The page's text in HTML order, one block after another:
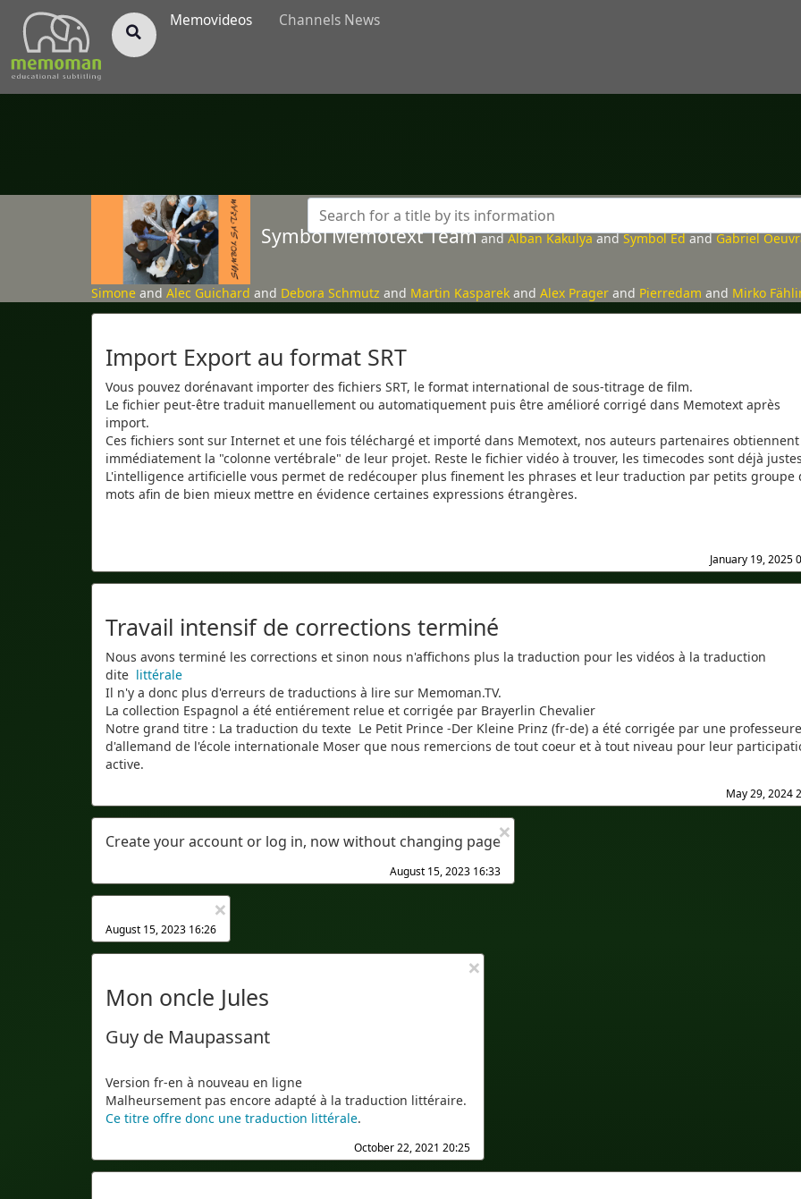
Memovideos Channels News
Symbol Memotext Team andAlban KakulyaandSymbol EdandGabriel
Simone and Alec Guichard and Debora Schmutz and Martin Kasparek and Alex Prager and Pierredam and Mirko
Import Export au format SRT
Vous pouvez dorénavant importer des fichiers SRT, le format international de sous-titrage de film.
Le fichier peut-être traduit manuellement ou automatiquement puis être amélioré corrigé dans Memotext après
import.
Ces fichiers sont sur Internet et une fois téléchargé et importé dans Memotext, nos auteurs partenaires obtiennent
immédiatement la "colonne vertébrale" de leur projet. Reste le fichier vidéo à trouver, les timecodes sont déjà
L'intelligence artificielle vous permet de redécouper plus finement les phrases et leur traduction par petits groupe
mots afin de bien mieux mettre en évidence certaines expressions étrangères.
January 19, 2025
Travail intensif de corrections terminé
Nous avons terminé les corrections et sinon nous n'affichons plus la traduction pour les vidéos à la traduction
dite littérale
Il n'y a donc plus d'erreurs de traductions à lire sur Memoman.TV.
La collection Espagnol a été entiérement relue et corrigée par Brayerlin Chevalier
Notre grand titre : La traduction du texte Le Petit Prince -Der Kleine Prinz (fr-de) a été corrigée par une professeure
d'allemand de l'école internationale Moser que nous remercions de tout coeur et à tout niveau pour leur
active.
May 29, 2024
×
Create your account or log in, now without changing page
August 15, 2023 16:33
×
August 15, 2023 16:26
×
Mon oncle Jules
Guy de Maupassant
Version fr-en à nouveau en ligne
Malheursement pas encore adapté à la traduction littéraire.
Ce titre offre donc une traduction littérale.
October 22, 2021 20:25